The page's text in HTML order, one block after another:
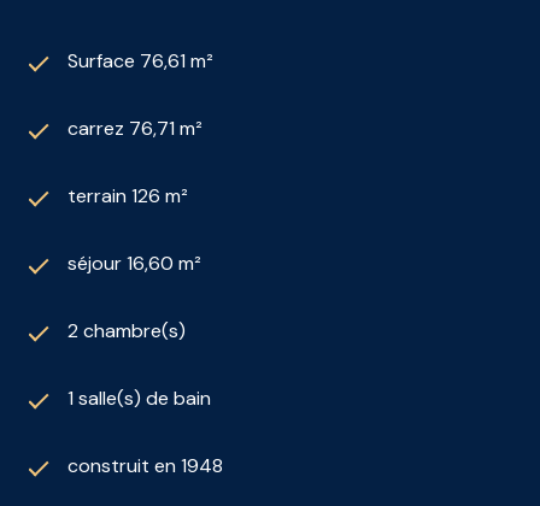
Surface 76,61 m²
carrez 76,71 m²
terrain 126 m²
séjour 16,60 m²
2 chambre(s)
1 salle(s) de bain
construit en 1948